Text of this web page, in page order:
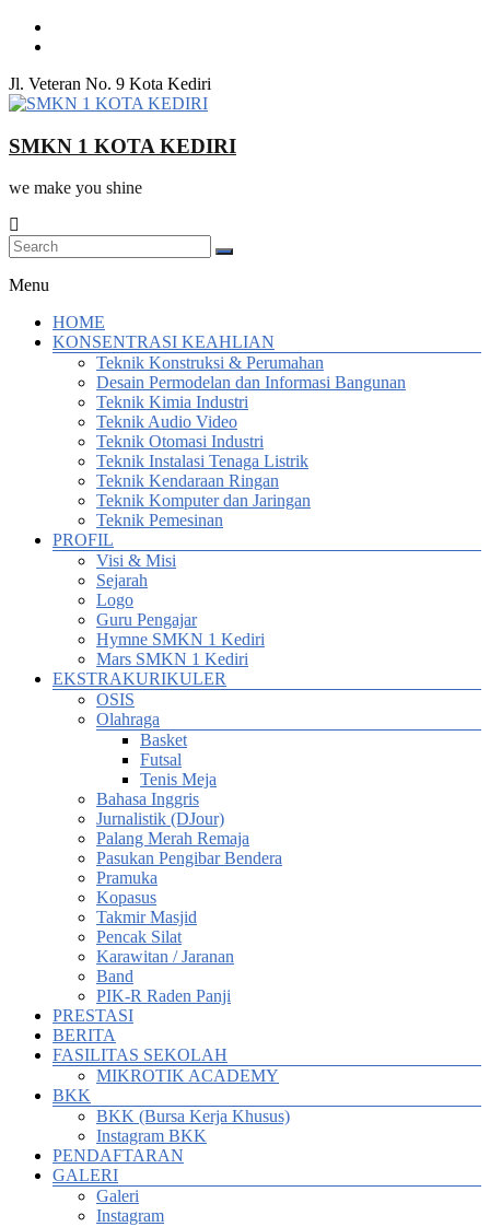
Skip
Jl. Veteran No. 9 Kota Kediri
SMKN 1 KOTA KEDIRI
we make you shine
Menu
HOME
KONSENTRASI KEAHLIAN
Teknik Konstruksi & Perumahan
Desain Permodelan dan Informasi Bangunan
Teknik Kimia Industri
Teknik Audio Video
Teknik Otomasi Industri
Teknik Instalasi Tenaga Listrik
Teknik Kendaraan Ringan
Teknik Komputer dan Jaringan
Teknik Pemesinan
PROFIL
Visi & Misi
Sejarah
Logo
Guru Pengajar
Hymne SMKN 1 Kediri
Mars SMKN 1 Kediri
EKSTRAKURIKULER
OSIS
Olahraga
Basket
Futsal
Tenis Meja
Bahasa Inggris
Jurnalistik (DJour)
Palang Merah Remaja
Pasukan Pengibar Bendera
Pramuka
Kopasus
Takmir Masjid
Pencak Silat
Karawitan / Jaranan
Band
PIK-R Raden Panji
PRESTASI
BERITA
FASILITAS SEKOLAH
MIKROTIK ACADEMY
BKK
BKK (Bursa Kerja Khusus)
Instagram BKK
PENDAFTARAN
GALERI
Galeri
Instagram